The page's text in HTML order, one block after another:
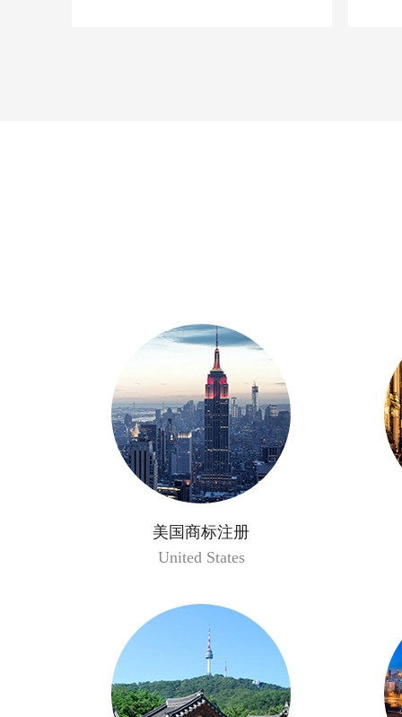
美国商标注册
United States